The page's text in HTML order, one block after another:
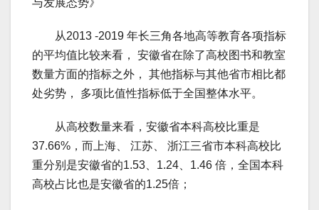
从2013 -2019 年长三角各地高等教育各项指标
的平均值比较来看， 安徽省在除了高校图书和教室
数量方面的指标之外， 其他指标与其他省市相比都
处劣势， 多项比值性指标低于全国整体水平。
从高校数量来看，安徽省本科高校比重是
37.66%，而上海、 江苏、 浙江三省市本科高校比
重分别是安徽省的1.53、1.24、1.46 倍，全国本科
高校占比也是安徽省的1.25倍；